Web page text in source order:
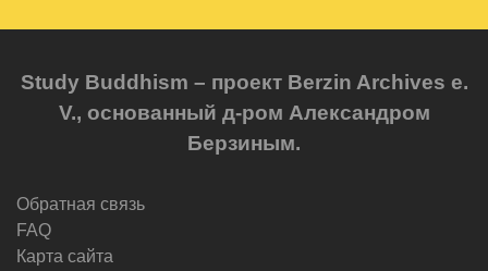
Study Buddhism – проект Berzin Archives e.
V., основанный д-ром Александром
Берзиным.
Обратная связь
FAQ
Карта сайта